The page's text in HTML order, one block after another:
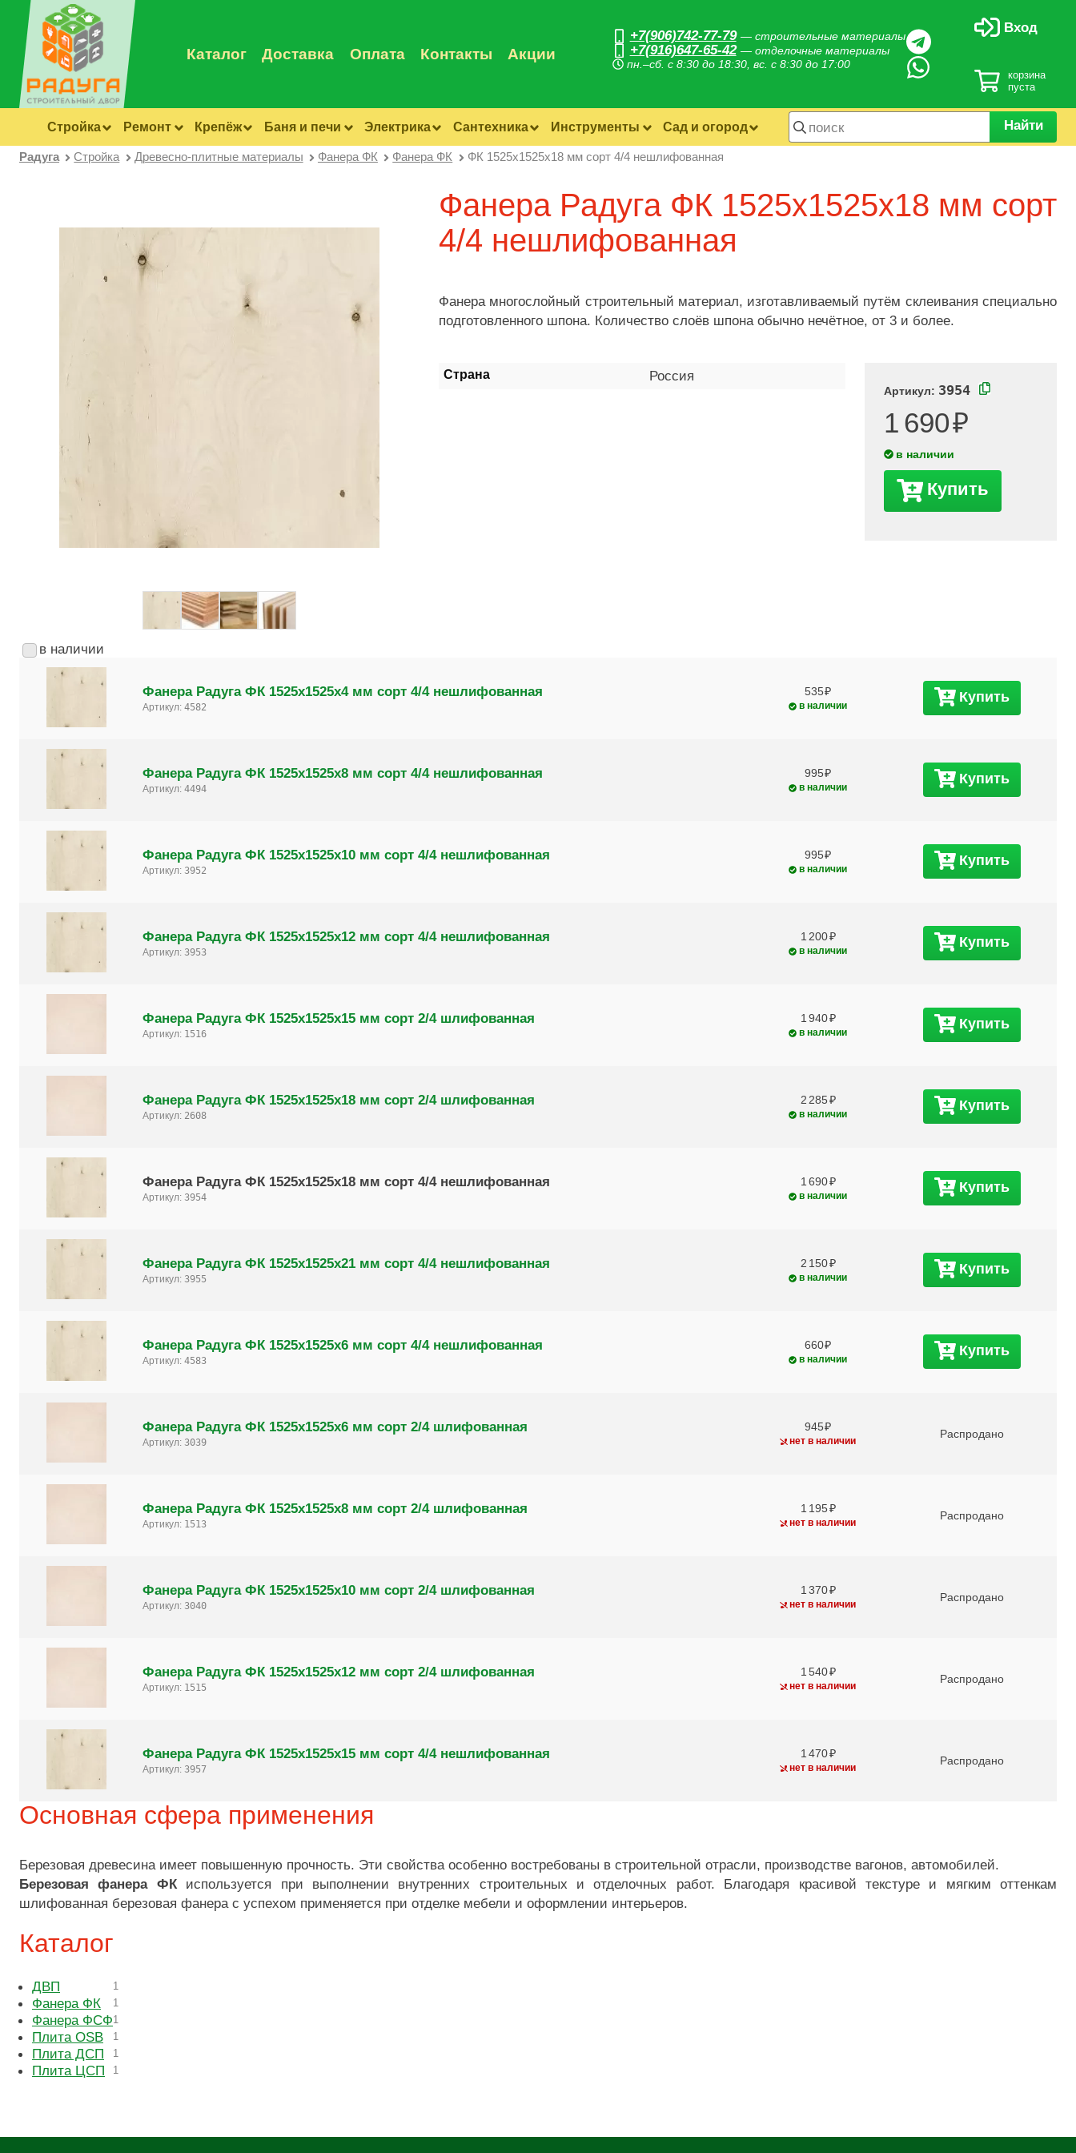
+7(906)742-77-79 — строительные материалы
+7(916)647-65-42 — отделочные материалы
пн.–сб. с 8:30 до 18:30, вс. с 8:30 до 17:00
Каталог Доставка Оплата Контакты Акции
Вход
корзина
пуста
Стройка Ремонт Крепёж Баня и печи Электрика Сантехника Инструменты Сад и огород Найти
Радуга Стройка Древесно-плитные материалы Фанера ФК Фанера ФК ФК 1525х1525х18 мм сорт 4/4 нешлифованная
Фанера Радуга ФК 1525х1525х18 мм сорт
4/4 нешлифованная
Артикул: 3954
1 690
в наличии
Купить
Страна Россия
Фанера многослойный строительный материал, изготавливаемый путём склеивания специально
подготовленного шпона. Количество слоёв шпона обычно нечётное, от 3 и более.
в наличии
Фанера Радуга ФК 1525х1525х4 мм сорт 4/4 нешлифованная
Артикул: 4582
535
в наличии
Купить
Фанера Радуга ФК 1525х1525х8 мм сорт 4/4 нешлифованная
Артикул: 4494
995
в наличии
Купить
Фанера Радуга ФК 1525х1525х10 мм сорт 4/4 нешлифованная
Артикул: 3952
995
в наличии
Купить
Фанера Радуга ФК 1525х1525х12 мм сорт 4/4 нешлифованная
Артикул: 3953
1 200
в наличии
Купить
Фанера Радуга ФК 1525х1525х15 мм сорт 2/4 шлифованная
Артикул: 1516
1 940
в наличии
Купить
Фанера Радуга ФК 1525х1525х18 мм сорт 2/4 шлифованная
Артикул: 2608
2 285
в наличии
Купить
Фанера Радуга ФК 1525х1525х18 мм сорт 4/4 нешлифованная
Артикул: 3954
1 690
в наличии
Купить
Фанера Радуга ФК 1525х1525х21 мм сорт 4/4 нешлифованная
Артикул: 3955
2 150
в наличии
Купить
Фанера Радуга ФК 1525х1525х6 мм сорт 4/4 нешлифованная
Артикул: 4583
660
в наличии
Купить
Фанера Радуга ФК 1525х1525х6 мм сорт 2/4 шлифованная
Артикул: 3039
945
нет в наличии
Распродано
Фанера Радуга ФК 1525х1525х8 мм сорт 2/4 шлифованная
Артикул: 1513
1 195
нет в наличии
Распродано
Фанера Радуга ФК 1525х1525х10 мм сорт 2/4 шлифованная
Артикул: 3040
1 370
нет в наличии
Распродано
Фанера Радуга ФК 1525х1525х12 мм сорт 2/4 шлифованная
Артикул: 1515
1 540
нет в наличии
Распродано
Фанера Радуга ФК 1525х1525х15 мм сорт 4/4 нешлифованная
Артикул: 3957
1 470
нет в наличии
Распродано
Основная сфера применения
Березовая древесина имеет повышенную прочность. Эти свойства особенно востребованы в строительной отрасли, производстве вагонов, автомобилей.
Березовая фанера ФКиспользуется при выполнении внутренних строительных и отделочных работ. Благодаря красивой текстуре и мягким оттенкам
шлифованная березовая фанера с успехом применяется при отделке мебели и оформлении интерьеров.
Каталог
ДВП 1
Фанера ФК 1
Фанера ФСФ1
Плита OSB 1
Плита ДСП 1
Плита ЦСП 1